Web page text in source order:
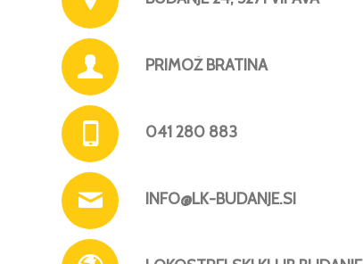
PRIMOŽ BRATINA
041 280 883
INFO@LK-BUDANJE.SI